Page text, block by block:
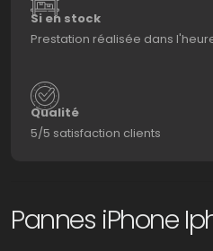
Si en stock
Prestation réalisée dans
Qualité
5/5 satisfaction clients
Pannes iPhone